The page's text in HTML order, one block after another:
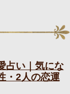
占い｜気にな
・2人の恋運